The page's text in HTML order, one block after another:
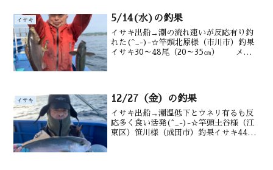
イサキ 5/14(水)の釣果
イサキ出船→潮の流れ速いが反応有り釣
れた(^_-)-☆竿頭北原様（市川市）釣果
イサキ30～48尾（20～35㎝） メジ
イサキ 12/27（金）の釣果
イサキ出船→潮温低下とウネリ有るも反
応多く食い活発(^_-)-☆竿頭土谷様（江
東区）笹川様（成田市）釣果イサキ44～